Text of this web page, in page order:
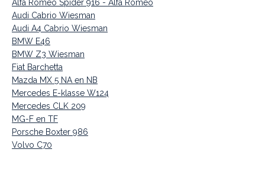
Alfa Romeo Spider 916 - Alfa Romeo
Audi Cabrio Wiesman
Audi A4 Cabrio Wiesman
BMW E46
BMW Z3 Wiesman
Fiat Barchetta
Mazda MX 5 NA en NB
Mercedes E-klasse W124
Mercedes CLK 209
MG-F en TF
Porsche Boxter 986
Volvo C70